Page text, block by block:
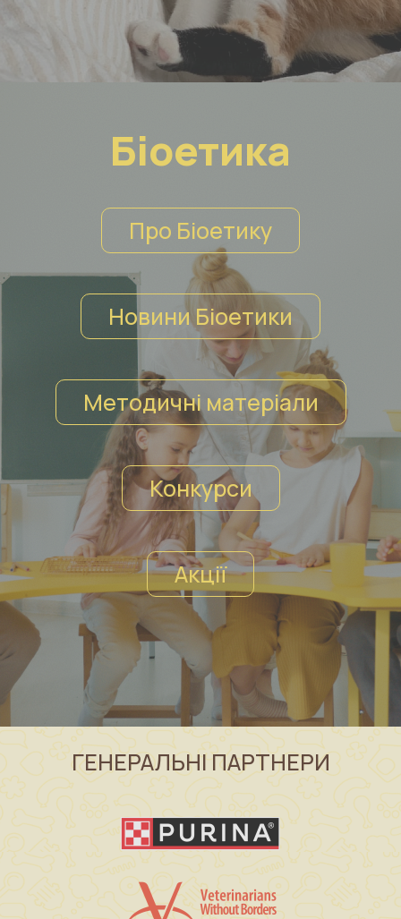
Біоетика
Про Біоетику
Новини Біоетики
Методичні матеріали
Конкурси
Акції
ГЕНЕРАЛЬНІ ПАРТНЕРИ